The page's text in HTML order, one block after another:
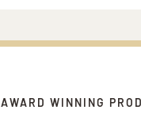
AWARD WINNING